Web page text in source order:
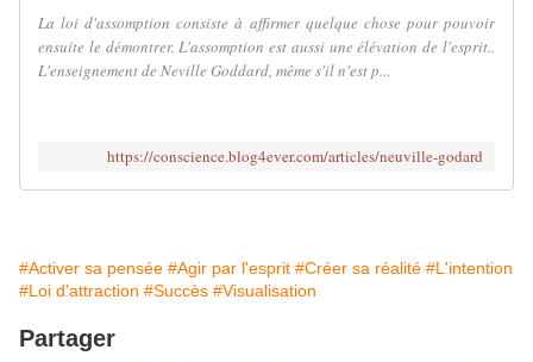
La loi d'assomption consiste à affirmer quelque chose pour pouvoir
ensuite le démontrer. L'assomption est aussi une élévation de l'esprit..
L'enseignement de Neville Goddard, même s'il n'est p...
https://conscience.blog4ever.com/articles/neuville-godard
#Activer sa pensée #Agir par l'esprit #Créer sa réalité #L'intention
#Loi d'attraction #Succès #Visualisation
Partager